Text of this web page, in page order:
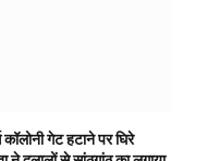
गेट हटाने पर घिरे